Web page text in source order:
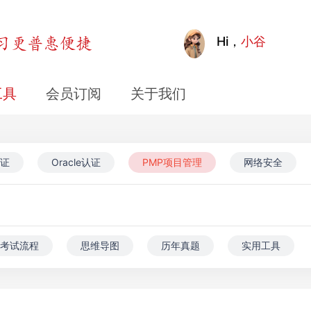
Hi， 小谷
会员订阅 关于我们
Oracle认证 PMP项目管理 网络安全
考试流程 思维导图 历年真题 实用工具